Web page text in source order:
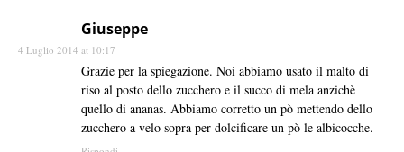
Giuseppe
4 Luglio 2014 at 10:17
Grazie per la spiegazione. Noi abbiamo usato il malto di
riso al posto dello zucchero e il succo di mela anzichè
quello di ananas. Abbiamo corretto un pò mettendo dello
zucchero a velo sopra per dolcificare un pò le albicocche.